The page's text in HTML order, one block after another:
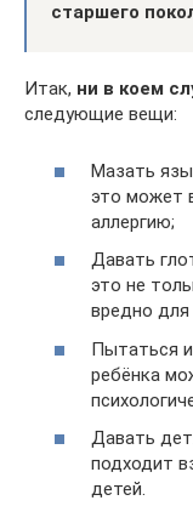
старшего
Итак, ни в коем
следующие вещи:
Мазать
это может
аллергию;
Давать
это не
вредно для
Пытаться
ребёнка
Давать
подходит
детей.